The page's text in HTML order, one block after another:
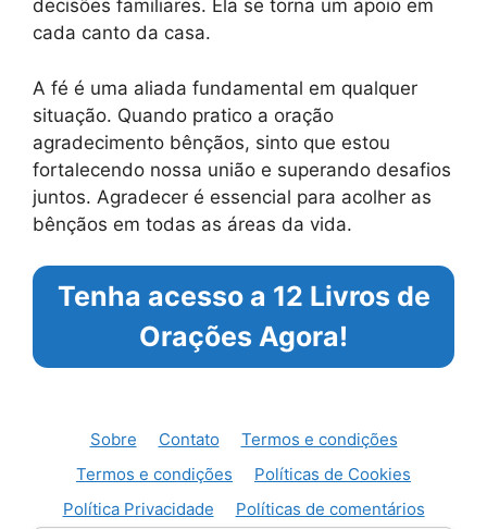
decisões familiares. Ela se torna um apoio em
cada canto da casa.
A fé é uma aliada fundamental em qualquer
situação. Quando pratico a oração
agradecimento bênçãos, sinto que estou
fortalecendo nossa união e superando desafios
juntos. Agradecer é essencial para acolher as
bênçãos em todas as áreas da vida.
Tenha acesso a 12 Livros de
Orações Agora!
Sobre Contato
Termos e condições
Termos e condições
Políticas de Cookies
Política Privacidade
Políticas de comentários